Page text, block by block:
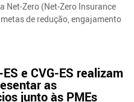
Net-Zero (Net-Zero Insurance
de redução, engajamento
e CVG-ES realizam
as
junto às PMEs